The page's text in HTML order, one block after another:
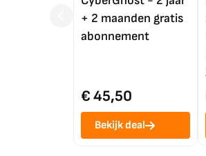
+ 2 maanden gratis
abonnement
€ 45,50
Bekijk deal